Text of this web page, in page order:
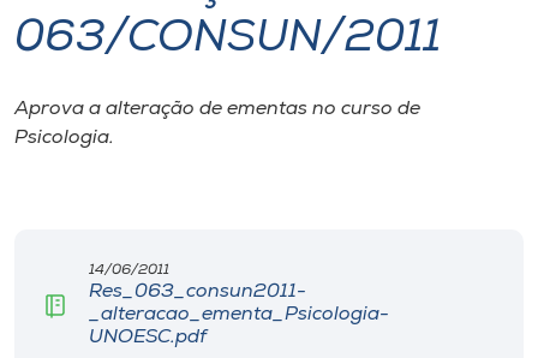
I.nova
Diplomados
Biblioteca
063/CONSUN/2011
Aprova a alteração de ementas no curso de
Psicologia.
14/06/2011
Res_063_consun2011-
_alteracao_ementa_Psicologia-
UNOESC.pdf